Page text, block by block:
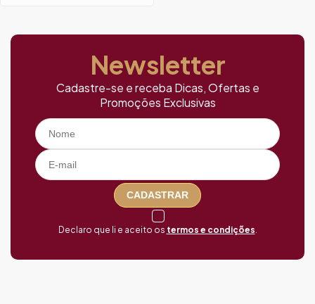
Newsletter
Cadastre-se e receba Dicas, Ofertas e
Promoções Exclusivas
CADASTRAR
Declaro que li e aceito os termos e condições